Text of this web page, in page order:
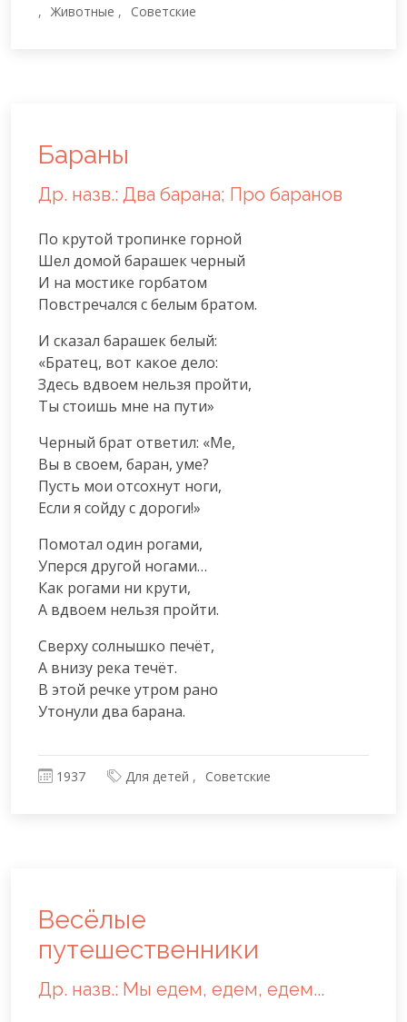
Животные
Советские
Бараны
Др. назв.: Два барана; Про баранов
По крутой тропинке горной
Шел домой барашек черный
И на мостике горбатом
Повстречался с белым братом.
И сказал барашек белый:
«Братец, вот какое дело:
Здесь вдвоем нельзя пройти,
Ты стоишь мне на пути»
Черный брат ответил: «Ме,
Вы в своем, баран, уме?
Пусть мои отсохнут ноги,
Если я сойду с дороги!»
Помотал один рогами,
Уперся другой ногами…
Как рогами ни крути,
А вдвоем нельзя пройти.
Сверху солнышко печёт,
А внизу река течёт.
В этой речке утром рано
Утонули два барана.
1937 Для детей Советские
Весёлые
путешественники
Др. назв.: Мы едем, едем, едем...